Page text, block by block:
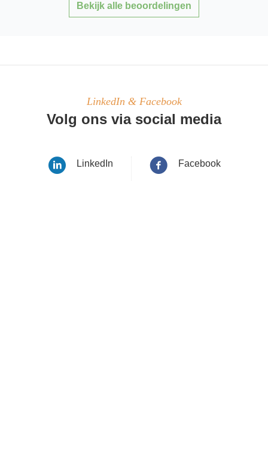
Bekijk alle beoordelingen
LinkedIn & Facebook
Volg ons via social media
LinkedIn Facebook